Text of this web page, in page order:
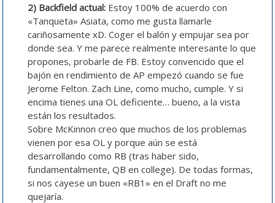
2) Backfield actual: Estoy 100% de acuerdo con
«Tanqueta» Asiata, como me gusta llamarle
cariñosamente xD. Coger el balón y empujar sea por
donde sea. Y me parece realmente interesante lo que
propones, probarle de FB. Estoy convencido que el
bajón en rendimiento de AP empezó cuando se fue
Jerome Felton. Zach Line, como mucho, cumple. Y si
encima tienes una OL deficiente… bueno, a la vista
están los resultados.
Sobre McKinnon creo que muchos de los problemas
vienen por esa OL y porque aún se está
desarrollando como RB (tras haber sido,
fundamentalmente, QB en college). De todas formas,
si nos cayese un buen «RB1» en el Draft no me
quejaría.